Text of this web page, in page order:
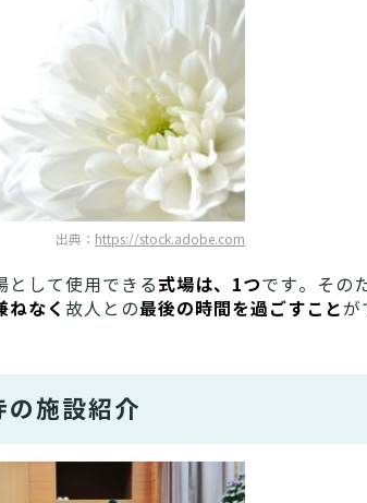
出典： https://stock.adobe.com
として使用できる式場は、1つです。その
ねなく 故人との最後の時間を過ごすことが
の施設紹介